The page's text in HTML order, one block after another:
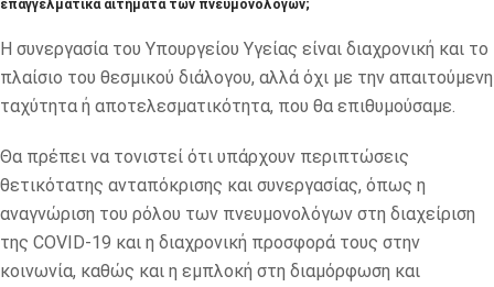
επαγγελματικά αιτήματα των πνευμονολόγων;
Η συνεργασία του Υπουργείου Υγείας είναι διαχρονική και το
πλαίσιο του θεσμικού διάλογου, αλλά όχι με την απαιτούμενη
ταχύτητα ή αποτελεσματικότητα, που θα επιθυμούσαμε.
Θα πρέπει να τονιστεί ότι υπάρχουν περιπτώσεις
θετικότατης ανταπόκρισης και συνεργασίας, όπως η
αναγνώριση του ρόλου των πνευμονολόγων στη διαχείριση
της COVID-19 και η διαχρονική προσφορά τους στην
κοινωνία, καθώς και η εμπλοκή στη διαμόρφωση και